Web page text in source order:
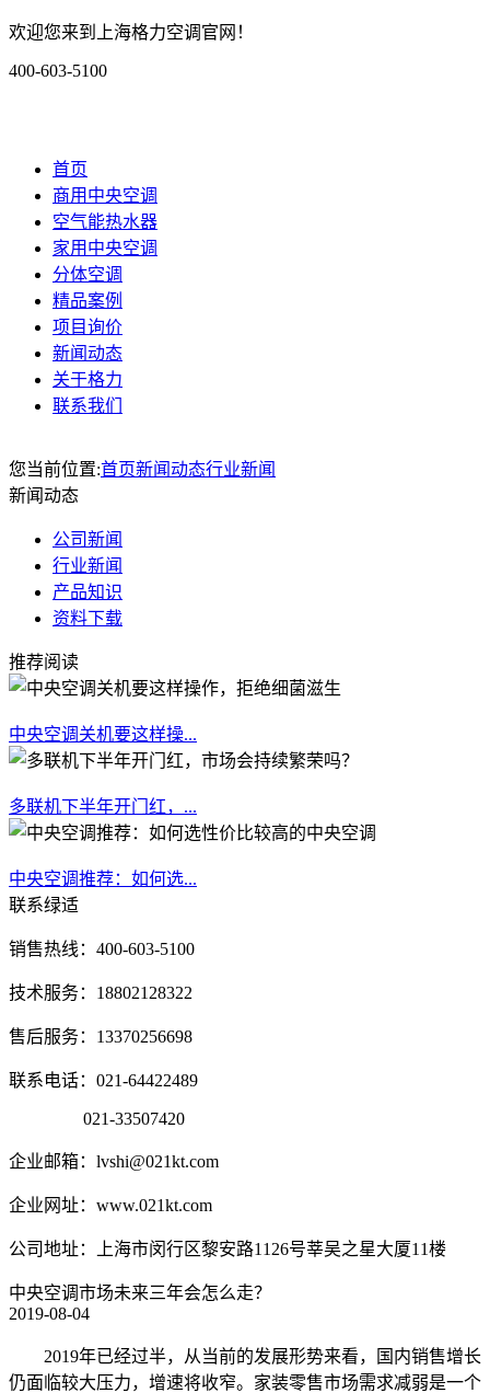
欢迎您来到上海格力空调官网！
400-603-5100
首页
商用中央空调
空气能热水器
家用中央空调
分体空调
精品案例
项目询价
新闻动态
关于格力
联系我们
您当前位置:首页新闻动态行业新闻
新闻动态
公司新闻
行业新闻
产品知识
资料下载
推荐阅读
中央空调关机要这样操...
多联机下半年开门红，...
中央空调推荐：如何选...
联系绿适
销售热线：400-603-5100
技术服务：18802128322
售后服务：13370256698
联系电话：021-64422489
021-33507420
企业邮箱：lvshi@021kt.com
企业网址：www.021kt.com
公司地址：上海市闵行区黎安路1126号莘吴之星大厦11楼
中央空调市场未来三年会怎么走？
2019-08-04
2019年已经过半，从当前的发展形势来看，国内销售增长
仍面临较大压力，增速将收窄。家装零售市场需求减弱是一个